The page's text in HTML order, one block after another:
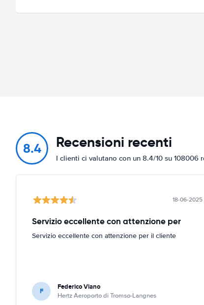
8.4 Recensioni recenti
I clienti ci valutano con un 8.4/10 su 108006
18-06-2025
Servizio eccellente con attenzione per
Servizio eccellente con attenzione per il cliente
F Federico Viano
Hertz Aeroporto di Tromsø-Langnes